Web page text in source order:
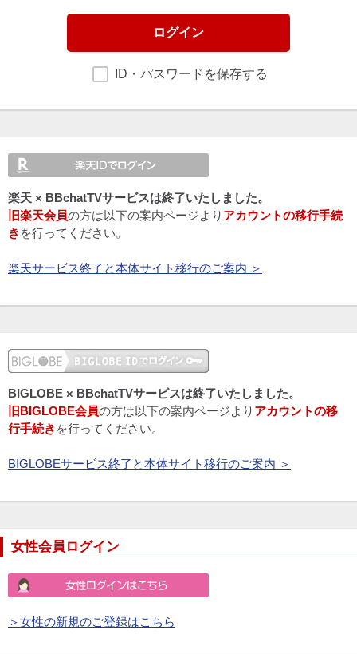
ログイン
ID・パスワードを保存する
楽天 × BBchatTVサービスは終了いたしました。
旧楽天会員の方は以下の案内ページより アカウントの移行手続
き を行ってください。
楽天サービス終了と本体サイト移行のご案内 ＞
BIGLOBE × BBchatTVサービスは終了いたしました。
旧BIGLOBE会員の方は以下の案内ページより アカウントの移
行手続き を行ってください。
BIGLOBEサービス終了と本体サイト移行のご案内 ＞
女性会員ログイン
＞女性の新規のご登録はこちら